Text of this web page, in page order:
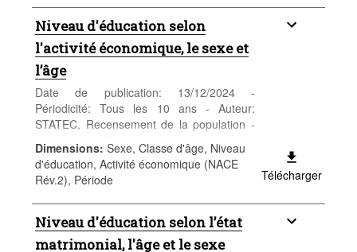
Niveau d'éducation selon
l'activité économique, le sexe et
l’âge
Date de publication: 13/12/2024 -
Périodicité: Tous les 10 ans - Auteur:
STATEC, Recensement de la population -
Catégorie: Population et emploi -
Population - Mots-clés: population, sexe,
âge, nationalité, recensement,
démographie
Dimensions: Sexe, Classe d'âge, Niveau
d'éducation, Activité économique (NACE
Rév.2), Période
Télécharger
Niveau d'éducation selon l’état
matrimonial, l'âge et le sexe